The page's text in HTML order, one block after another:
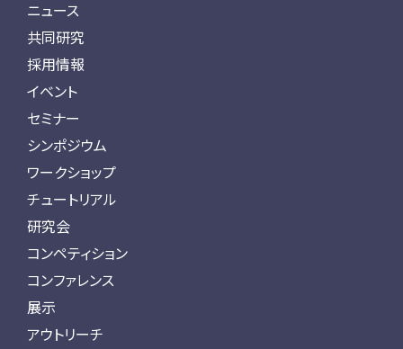
ニュース
共同研究
採用情報
イベント
セミナー
シンポジウム
ワークショップ
チュートリアル
研究会
コンペティション
コンファレンス
展示
アウトリーチ